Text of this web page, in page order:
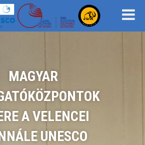
MAGYAR
A VELENCEI
UNESCO